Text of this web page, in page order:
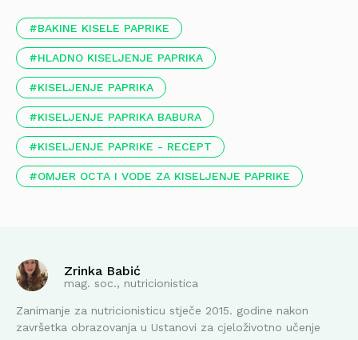
BAKINE KISELE PAPRIKE
HLADNO KISELJENJE PAPRIKA
KISELJENJE PAPRIKA
KISELJENJE PAPRIKA BABURA
KISELJENJE PAPRIKE - RECEPT
OMJER OCTA I VODE ZA KISELJENJE PAPRIKE
Zrinka Babić
mag. soc., nutricionistica
Zanimanje za nutricionisticu stječe 2015. godine nakon
završetka obrazovanja u Ustanovi za cjeloživotno učenje